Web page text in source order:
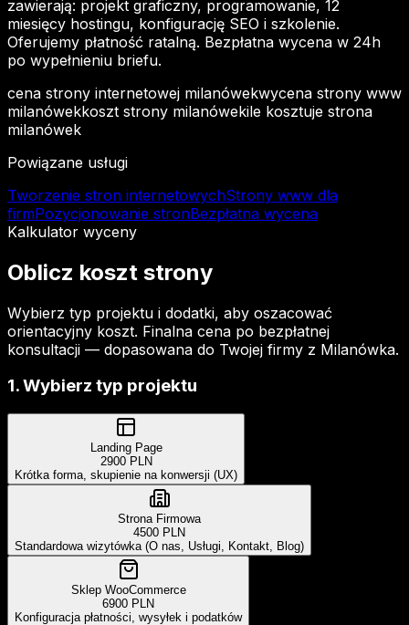
zawierają: projekt graficzny, programowanie, 12
miesięcy hostingu, konfigurację SEO i szkolenie.
Oferujemy płatność ratalną. Bezpłatna wycena w 24h
po wypełnieniu briefu.
cena strony internetowej milanówekwycena strony www
milanówekkoszt strony milanówekile kosztuje strona
milanówek
Powiązane usługi
Tworzenie stron internetowychStrony www dla
firmPozycjonowanie stronBezpłatna wycena
Kalkulator wyceny
Oblicz koszt strony
Wybierz typ projektu i dodatki, aby oszacować
orientacyjny koszt. Finalna cena po bezpłatnej
konsultacji — dopasowana do Twojej firmy z Milanówka.
1. Wybierz typ projektu
Landing Page
2900 PLN
Krótka forma, skupienie na konwersji (UX)
Strona Firmowa
4500 PLN
Standardowa wizytówka (O nas, Usługi, Kontakt, Blog)
Sklep WooCommerce
6900 PLN
Konfiguracja płatności, wysyłek i podatków